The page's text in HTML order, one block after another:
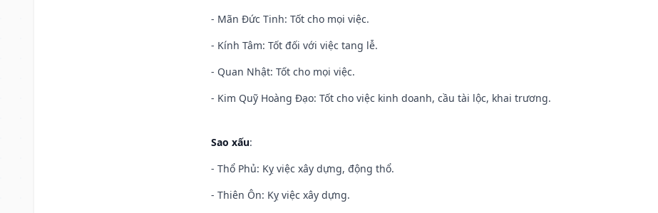
- Mãn Đức Tinh: Tốt cho mọi việc.
- Kính Tâm: Tốt đối với việc tang lễ.
- Quan Nhật: Tốt cho mọi việc.
- Kim Quỹ Hoàng Đạo: Tốt cho việc kinh doanh, cầu tài lộc, khai trương.
Sao xấu:
- Thổ Phủ: Kỵ việc xây dựng, động thổ.
- Thiên Ôn: Kỵ việc xây dựng.